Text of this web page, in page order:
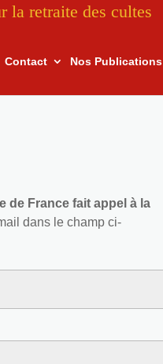
la retraite des cultes
Contact Nos Publications
de France fait appel à la
dans le champ ci-